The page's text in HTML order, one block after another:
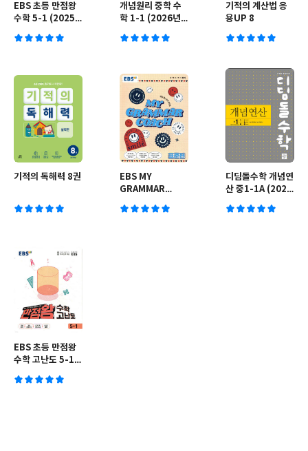
EBS 초등 만점왕
수학 5-1 (2025
개념원리 중학 수
학 1-1 (2026년
기적의 계산법 응
용UP 8
기적의 독해력 8권
EBS MY
GRAMMAR
(2026년용)
디딤돌수학 개념연
산 중1-1A (2026
EBS 초등 만점왕
수학 고난도 5-1